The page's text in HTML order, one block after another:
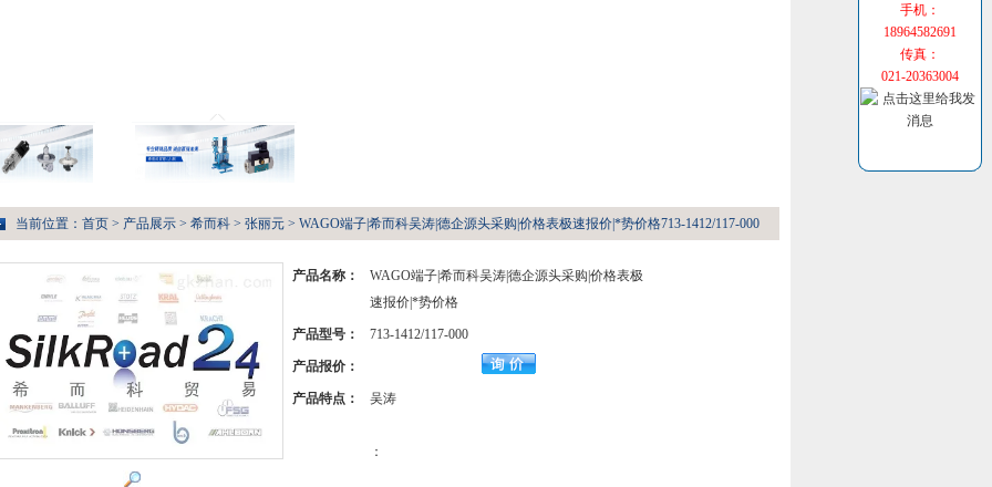
当前位置： 首页 > 产品展示 > 希而科 > 张丽元 > WAGO端子|希而科吴涛|德企源头采购|价格表极速报价|*势价格713-1412/117-000
产品名称：
WAGO端子|希而科吴涛|德企源头采购|价格表极
速报价|*势价格
产品型号： 713-1412/117-000
产品报价：
产品特点： 吴涛
：
手机：
18964582691
传真：
021-20363004